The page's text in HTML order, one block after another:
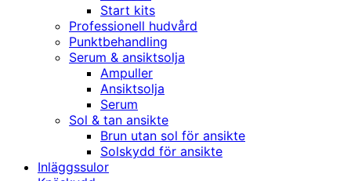
Start kits
Professionell hudvård
Punktbehandling
Serum & ansiktsolja
Ampuller
Ansiktsolja
Serum
Sol & tan ansikte
Brun utan sol för ansikte
Solskydd för ansikte
Inläggssulor